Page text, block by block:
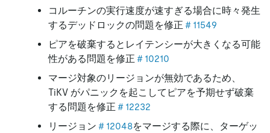
コルーチンの実行速度が速すぎる場合に時々発生
するデッドロックの問題を修正 ＃11549
ピアを破棄するとレイテンシーが大きくなる可能
性がある問題を修正 ＃10210
マージ対象のリージョンが無効であるため、
TiKV がパニックを起こしてピアを予期せず破棄
する問題を修正 ＃12232
リージョン ＃12048をマージする際に、ターゲッ